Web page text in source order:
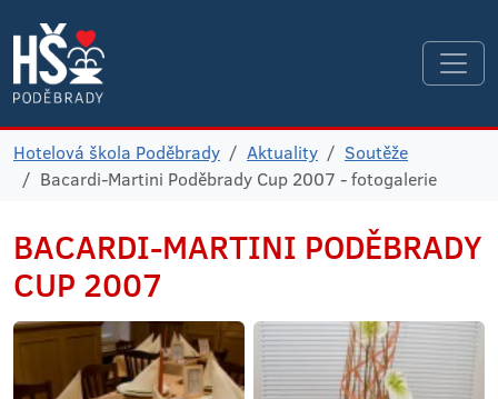
Hotelová škola Poděbrady Aktuality
Soutěže
Bacardi-Martini Poděbrady Cup 2007 - fotogalerie
BACARDI-MARTINI PODĚBRADY
CUP 2007